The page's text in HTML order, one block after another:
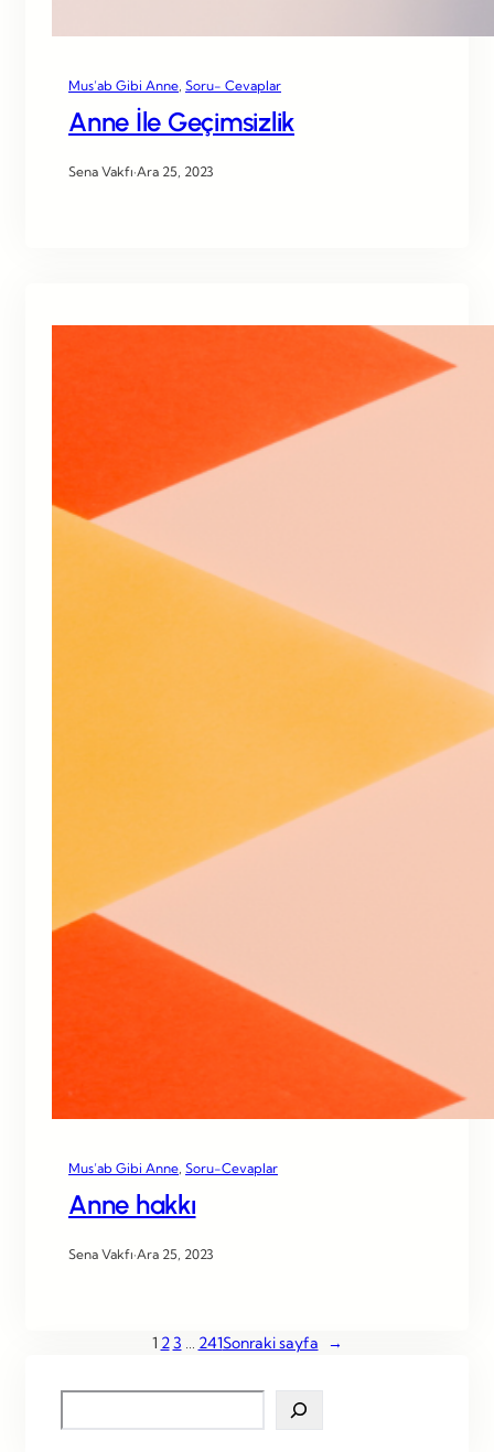
Mus’ab Gibi Anne Soru- Cevaplar
Anne İle Geçimsizlik
Sena Vakfı·Ara 25, 2023
Mus’ab Gibi Anne Soru-Cevaplar
Anne hakkı
Sena Vakfı·Ara 25, 2023
1 23 … 241Sonraki sayfa →
e